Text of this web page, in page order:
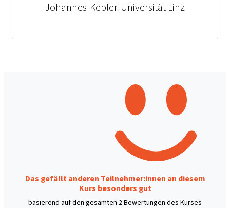
Johannes-Kepler-Universität Linz
Das gefällt anderen Teilnehmer:innen an diesem
Kurs besonders gut
basierend auf den gesamten 2 Bewertungen des Kurses